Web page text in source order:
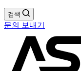
검색
문의 보내기